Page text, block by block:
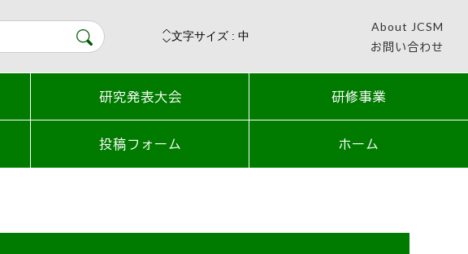
About JCSM
お問い合わせ
研究発表大会 研修事業
投稿フォーム ホーム